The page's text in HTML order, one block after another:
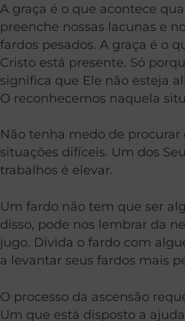
A graça é o que acontece
preenche nossas lacunas e
fardos pesados. A graça é o
Cristo está presente. Só
significa que Ele não esteja
O reconhecemos naquela
Não tenha medo de procurar
situações difíceis. Um dos
trabalhos é elevar.
Um fardo não tem que ser
disso, pode nos lembrar da
jugo. Divida o fardo com
a levantar seus fardos mais
O processo da ascensão
Um que está disposto a